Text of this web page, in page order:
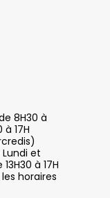
8H30 à
à 17H
et
à 17H
horaires